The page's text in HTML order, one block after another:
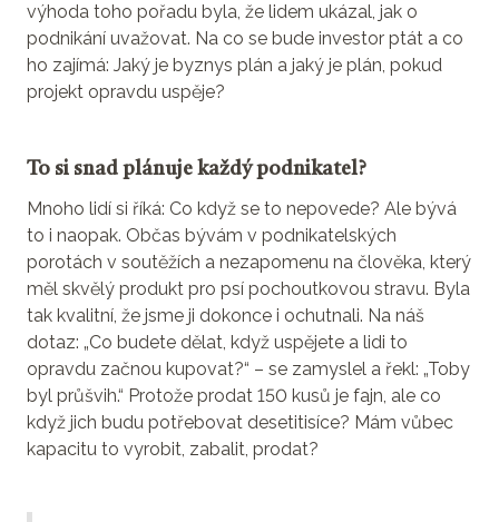
výhoda toho pořadu byla, že lidem ukázal, jak o
podnikání uvažovat. Na co se bude investor ptát a co
ho zajímá: Jaký je byznys plán a jaký je plán, pokud
projekt opravdu uspěje?
To si snad plánuje každý podnikatel?
Mnoho lidí si říká: Co když se to nepovede? Ale bývá
to i naopak. Občas bývám v podnikatelských
porotách v soutěžích a nezapomenu na člověka, který
měl skvělý produkt pro psí pochoutkovou stravu. Byla
tak kvalitní, že jsme ji dokonce i ochutnali. Na náš
dotaz: „Co budete dělat, když uspějete a lidi to
opravdu začnou kupovat?“ – se zamyslel a řekl: „Toby
byl průšvih.“ Protože prodat 150 kusů je fajn, ale co
když jich budu potřebovat desetitisíce? Mám vůbec
kapacitu to vyrobit, zabalit, prodat?